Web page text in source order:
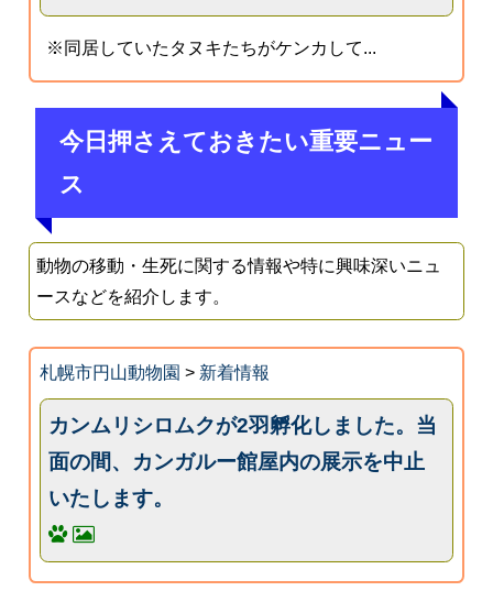
※同居していたタヌキたちがケンカして...
今日押さえておきたい重要ニュー
ス
動物の移動・生死に関する情報や特に興味深いニュ
ースなどを紹介します。
札幌市円山動物園 > 新着情報
カンムリシロムクが2羽孵化しました。当
面の間、カンガルー館屋内の展示を中止
いたします。